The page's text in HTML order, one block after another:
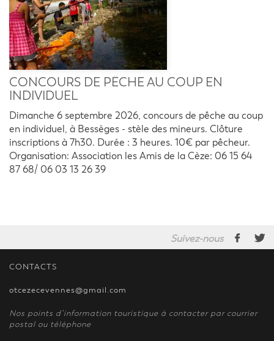
CONCOURS DE PÊCHE AU COUP EN
INDIVIDUEL
Dimanche 6 septembre 2026, concours de pêche au coup
en individuel, à Bessèges - stèle des mineurs. Clôture
inscriptions à 7h30. Durée : 3 heures. 10€ par pêcheur.
Organisation: Association les Amis de la Cèze: 06 15 64
87 68/ 06 03 13 26 39
Suivez-nous
CONTACTS
otcezecevennes@gmail.com
Nos points d’information touristique à contacter par courrier
postal ou téléphone